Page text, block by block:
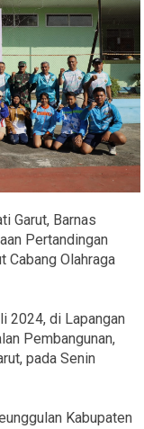
Garut, Barnas
Pertandingan
Cabang Olahraga
2024, di Lapangan
Pembangunan,
pada Senin
Kabupaten